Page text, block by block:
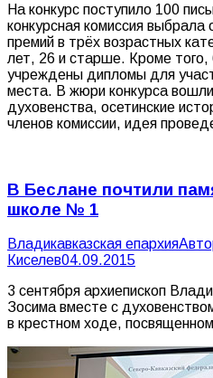
На конкурс поступило 100
конкурсная комиссия
премий в трёх возрастных
лет, 26 и старше. Кроме того,
учреждены дипломы для
места. В жюри конкурса
духовенства, осетинские
членов комиссии, идея
В Беслане почтили
школе № 1
Владикавказская епархия
Киселев04.09.2015
3 сентября архиепископ
Зосима вместе с
в крестном ходе,